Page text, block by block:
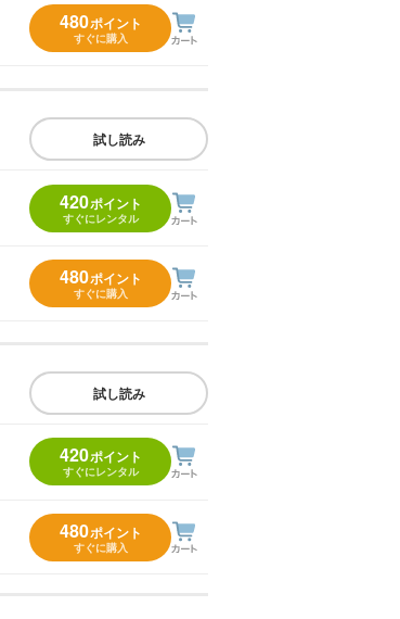
480ポイント
すぐに購入
試し読み
420ポイント
すぐにレンタル
480ポイント
すぐに購入
試し読み
420ポイント
すぐにレンタル
480ポイント
すぐに購入